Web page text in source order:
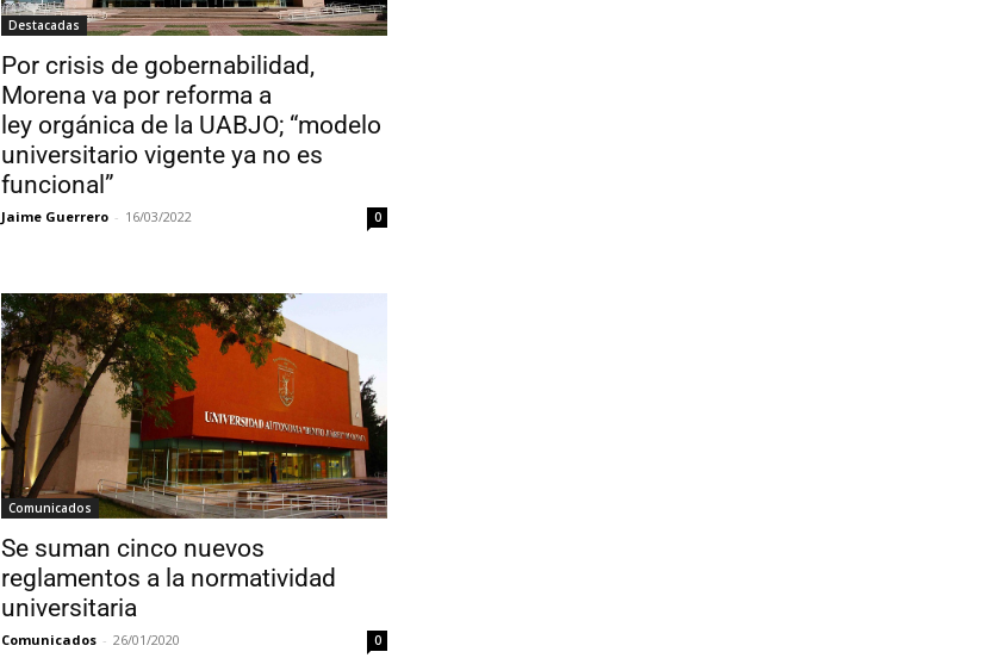
Destacadas
Por crisis de gobernabilidad,
Morena va por reforma a
ley orgánica de la UABJO; “modelo
universitario vigente ya no es
funcional”
Jaime Guerrero - 16/03/2022 0
Comunicados
Se suman cinco nuevos
reglamentos a la normatividad
universitaria
Comunicados - 26/01/2020 0